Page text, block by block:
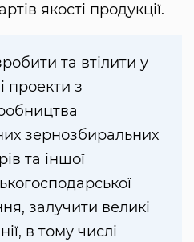
якості продукції.
та втілити у
проекти з
зернозбиральних
та іншої
залучити великі
в тому числі